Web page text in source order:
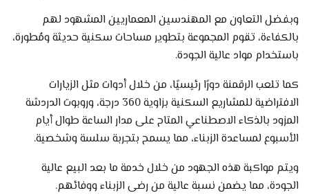
وبفضل التعاون مع المهندسين المعماريين المشهود لهم
بالكفاءة، تقوم المجموعة بتطوير مساحات سكنية حديثة ومُطورة،
باستخدام مواد عالية الجودة.
كما تلعب الرقمنة دورًا رئيسيًا، من خلال أدوات مثل الزيارات
الافتراضية للمشاريع السكنية بزاوية 360 درجة، وروبوت الدردشة
المزود بالذكاء الاصطناعي المتاح على مدار الساعة طوال أيام
الأسبوع لمساعدة الزبناء، مما يسمح بتجربة سلسة وشخصية.
ويتم مواكبة هذه الجهود من خلال خدمة ما بعد البيع عالية
الجودة، مما يضمن نسبة عالية من رضى الزبناء ووفائهم.